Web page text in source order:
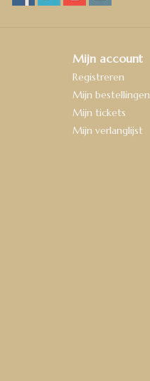
Mijn account
Registreren
Mijn bestellingen
Mijn tickets
Mijn verlanglijst